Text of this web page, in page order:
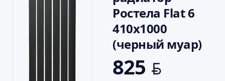
Ростела Flat 6
410х1000
(черный муар)
825 BYN